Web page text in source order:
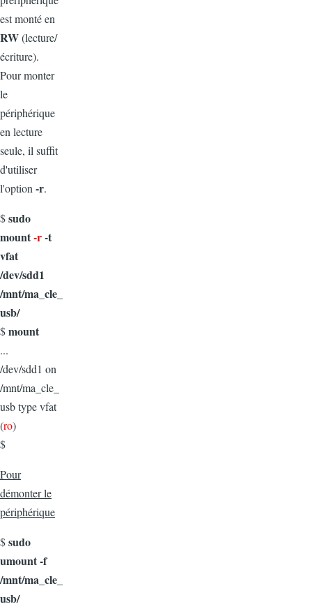
est monté en
RW(lecture/
écriture).
Pour monter
le
périphérique
en lecture
seule, il suffit
d'utiliser
l'option -r.
$sudo
mount-r-t
vfat
/dev/sdd1
/mnt/ma_cle_
usb/
$mount
...
/dev/sdd1 on
/mnt/ma_cle_
usb type vfat
(ro)
$
Pour
démonter le
périphérique
$sudo
umount -f
/mnt/ma_cle_
usb/